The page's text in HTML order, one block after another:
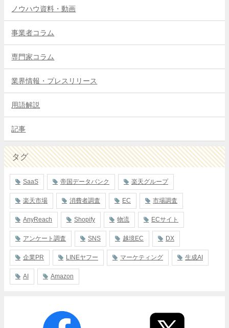
ノウハウ資料・動画
事業者コラム
専門家コラム
業界情報・プレスリリース
用語解説
記事
タグ
SaaS 帝国データバンク 楽天グループ
楽天市場 消費者調査 EC 市場調査
AnyReach Shopify 物流 ECサイト
アンケート調査 SNS 越境EC DX
企業PR LINEヤフー マーケティング 生成AI
AI Amazon